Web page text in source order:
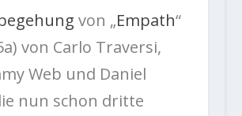
von „Empath“
von Carlo Traversi,
Web und Daniel
nun schon dritte